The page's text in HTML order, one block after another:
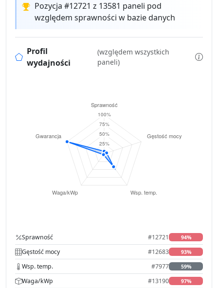
Pozycja #12721 z 13581 paneli pod
względem sprawności w bazie danych
Profil
wydajności
(względem wszystkich
paneli)
Sprawność #12721 94%
Gęstość mocy #12683 93%
Wsp. temp. #7977 59%
Waga/kWp #13190 97%